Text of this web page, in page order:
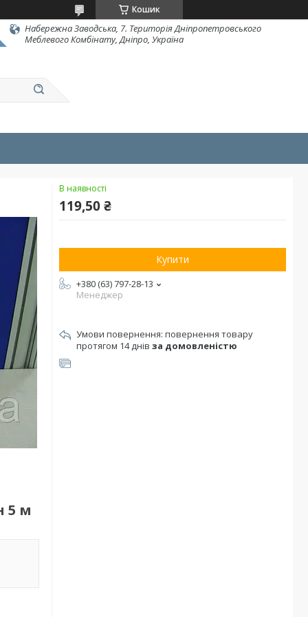
Кошик
Набережна Заводська, 7. Територія Дніпропетровського
Меблевого Комбінату, Дніпро, Україна
5 м
В наявності
119,50 ₴
Купити
+380 (63) 797-28-13
Менеджер
повернення товару
протягом 14 днів за домовленістю